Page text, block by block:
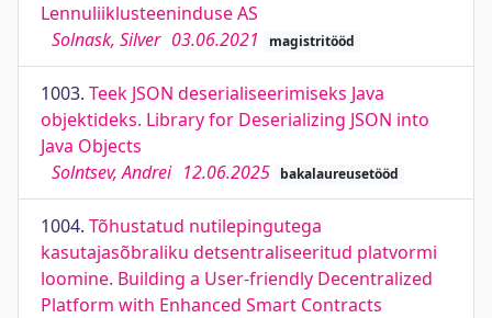
Lennuliiklusteeninduse AS
Solnask, Silver 03.06.2021 magistritööd
1003. Teek JSON deserialiseerimiseks Java
objektideks. Library for Deserializing JSON into
Java Objects
Solntsev, Andrei 12.06.2025 bakalaureusetööd
1004. Tõhustatud nutilepingutega
kasutajasõbraliku detsentraliseeritud platvormi
loomine. Building a User-friendly Decentralized
Platform with Enhanced Smart Contracts